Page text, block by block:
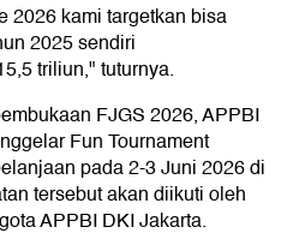
2026 kami targetkan bisa
2025 sendiri
triliun," tuturnya.
FJGS 2026, APPBI
Fun Tournament
pada 2-3 Juni 2026 di
tersebut akan diikuti oleh
APPBI DKI Jakarta.